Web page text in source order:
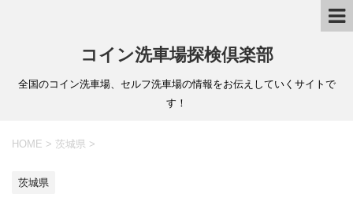
コイン洗車場探検倶楽部
全国のコイン洗車場、セルフ洗車場の情報をお伝えしていくサイトで
す！
HOME > 茨城県 >
茨城県